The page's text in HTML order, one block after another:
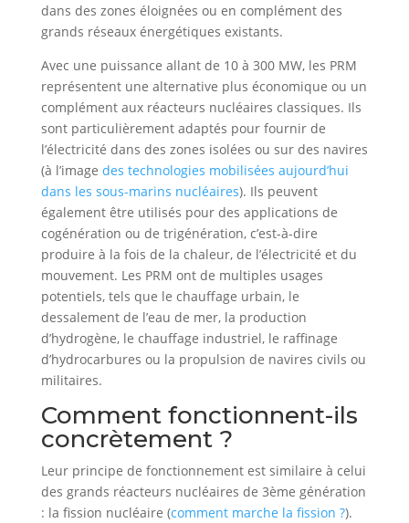
dans des zones éloignées ou en complément des
grands réseaux énergétiques existants.
Avec une puissance allant de 10 à 300 MW, les PRM
représentent une alternative plus économique ou un
complément aux réacteurs nucléaires classiques. Ils
sont particulièrement adaptés pour fournir de
l’électricité dans des zones isolées ou sur des navires
(à l’image des technologies mobilisées aujourd’hui
dans les sous-marins nucléaires). Ils peuvent
également être utilisés pour des applications de
cogénération ou de trigénération, c’est-à-dire
produire à la fois de la chaleur, de l’électricité et du
mouvement. Les PRM ont de multiples usages
potentiels, tels que le chauffage urbain, le
dessalement de l’eau de mer, la production
d’hydrogène, le chauffage industriel, le raffinage
d’hydrocarbures ou la propulsion de navires civils ou
militaires.
Comment fonctionnent-ils
concrètement ?
Leur principe de fonctionnement est similaire à celui
des grands réacteurs nucléaires de 3ème génération
: la fission nucléaire (comment marche la fission ?).